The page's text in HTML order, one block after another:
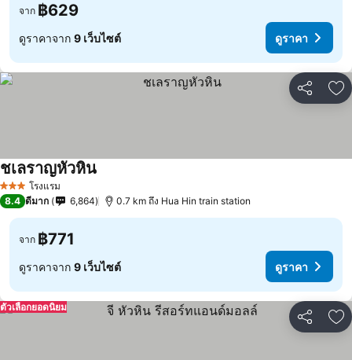
จาก ฿629
ดูราคาจาก 9 เว็บไซต์ ดูราคา
แชร์ เ
3 ดาว โรงแรม
ชเลราญหัวหิน
8.4 ดีมาก 6,864 0.7 km ถึง Hua Hin train station
จาก ฿771
ดูราคาจาก 9 เว็บไซต์ ดูราคา
แชร์ เ
ตัวเลือกยอดนิยม